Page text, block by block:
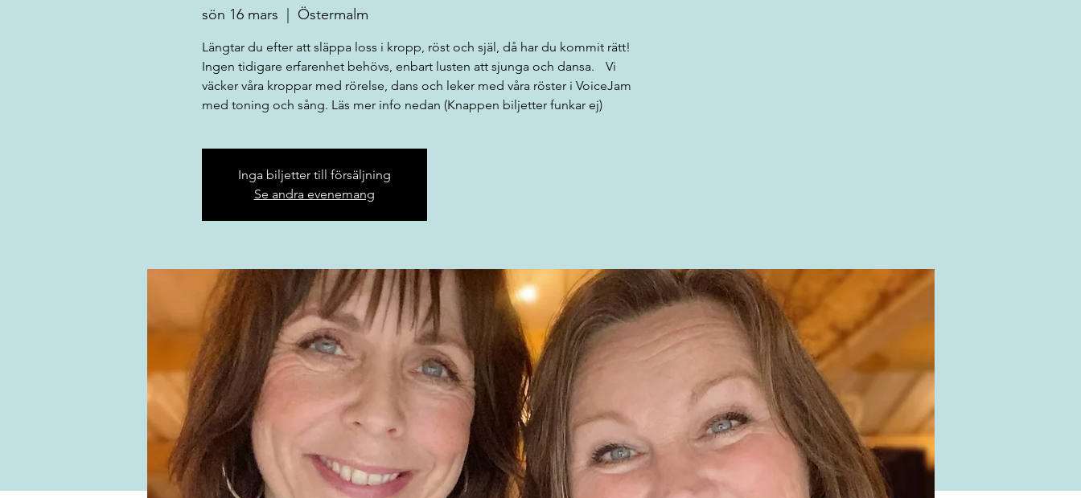
sön 16 mars Östermalm
Längtar du efter att släppa loss i kropp, röst och själ, då har du kommit rätt!
Ingen tidigare erfarenhet behövs, enbart lusten att sjunga och dansa. Vi
väcker våra kroppar med rörelse, dans och leker med våra röster i VoiceJam
med toning och sång. Läs mer info nedan (Knappen biljetter funkar ej)
Inga biljetter till försäljning
Se andra evenemang